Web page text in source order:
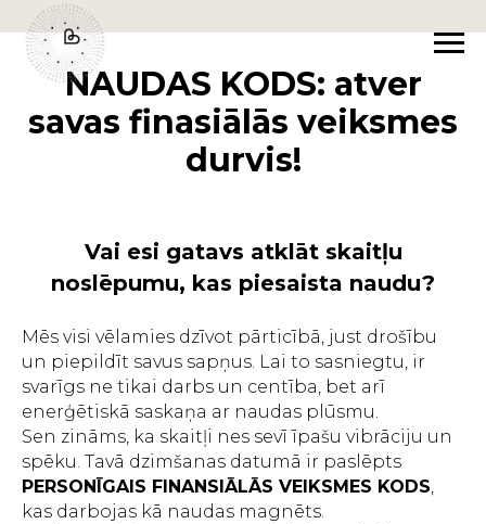
NAUDAS KODS: atver
savas finasiālās veiksmes
durvis!
Vai esi gatavs atklāt skaitļu
noslēpumu, kas piesaista naudu?
Mēs visi vēlamies dzīvot pārticībā, just drošību
un piepildīt savus sapņus. Lai to sasniegtu, ir
svarīgs ne tikai darbs un centība, bet arī
enerģētiskā saskaņa ar naudas plūsmu.
Sen zināms, ka skaitļi nes sevī īpašu vibrāciju un
spēku. Tavā dzimšanas datumā ir paslēpts
PERSONĪGAIS FINANSIĀLĀS VEIKSMES KODS,
kas darbojas kā naudas magnēts.